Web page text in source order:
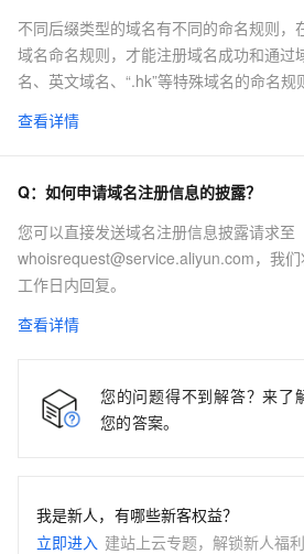
不同后缀类型的域名有不同的命名规则，
域名命名规则，才能注册域名成功和通过
名、英文域名、“.hk”等特殊域名的命名规
查看详情
Q： 如何申请域名注册信息的披露？
您可以直接发送域名注册信息披露请求至
whoisrequest@service.aliyun.com，我
工作日内回复。
查看详情
您的问题得不到解答？来了
您的答案。
我是新人，有哪些新客权益？
立即进入 建站上云专题，解锁新人福利